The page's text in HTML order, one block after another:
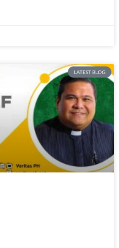
LATEST BLOG